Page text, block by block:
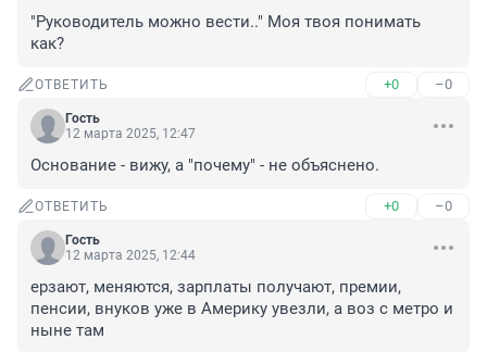
"Руководитель можно вести.." Моя твоя понимать
как?
ОТВЕТИТЬ +0 –0
Гость
12 марта 2025, 12:47
Основание - вижу, а "почему" - не объяснено.
ОТВЕТИТЬ +0 –0
Гость
12 марта 2025, 12:44
ерзают, меняются, зарплаты получают, премии,
пенсии, внуков уже в Америку увезли, а воз с метро и
ныне там